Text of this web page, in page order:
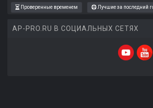
Проверенные временем Лучшие за последний
AP-PRO.RU В СОЦИАЛЬНЫХ СЕТЯХ